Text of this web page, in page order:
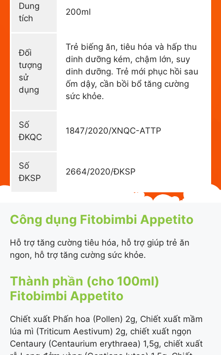
Dung
tích
200ml
Đối
tượng
sử
dụng
Trẻ biếng ăn, tiêu hóa và hấp thu
dinh dưỡng kém, chậm lớn, suy
dinh dưỡng. Trẻ mới phục hồi sau
ốm dậy, cần bồi bổ tăng cường
sức khỏe.
Số
ĐKQC
1847/2020/XNQC-ATTP
Số
ĐKSP
2664/2020/ĐKSP
Công dụng Fitobimbi Appetito
Hỗ trợ tăng cường tiêu hóa, hỗ trợ giúp trẻ ăn
ngon, hỗ trợ tăng cường sức khỏe.
Thành phần (cho 100ml)
Fitobimbi Appetito
Chiết xuất Phấn hoa (Pollen) 2g, Chiết xuất mầm
lúa mì (Triticum Aestivum) 2g, chiết xuất ngọn
Centaury (Centaurium erythraea) 1,5g, chiết xuất